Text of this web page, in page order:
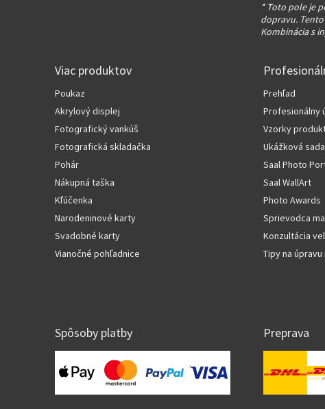
* Toto pole je
dopravu.
Kombinácia s
Viac produktov
Poukaz
Akrylový displej
Fotografický vankúš
Fotografická skladačka
Pohár
Nákupná taška
Kľúčenka
Narodeninové karty
Svadobné karty
Vianočné pohľadnice
Prehľad
Profesionálny
Vzorky
Ukážková sada
Saal Photo
Saal WallArt
Photo Awards
Sprievodca
Konzultácia
Tipy na
Spôsoby platby Preprava